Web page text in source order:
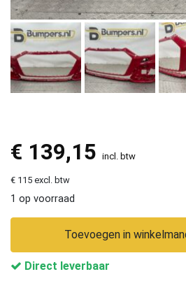
€ 139,15 incl. btw
€ 115 excl. btw
1 op voorraad
Toevoegen in
Direct leverbaar